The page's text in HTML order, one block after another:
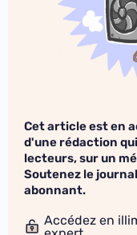
Cet article est en
d'une rédaction
lecteurs, sur un
Soutenez le
abonnant.
Accédez en